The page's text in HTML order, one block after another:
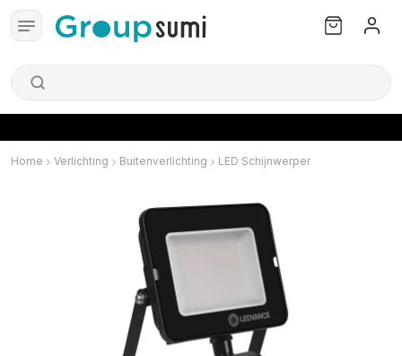
Home Verlichting Buitenverlichting LED Schijnwerper